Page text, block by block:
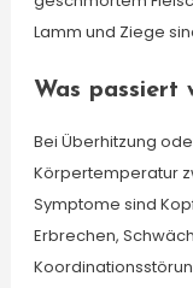
Lamm und Ziege
Was passiert
Bei Überhitzung
Körpertemperatur
Symptome sind
Erbrechen,